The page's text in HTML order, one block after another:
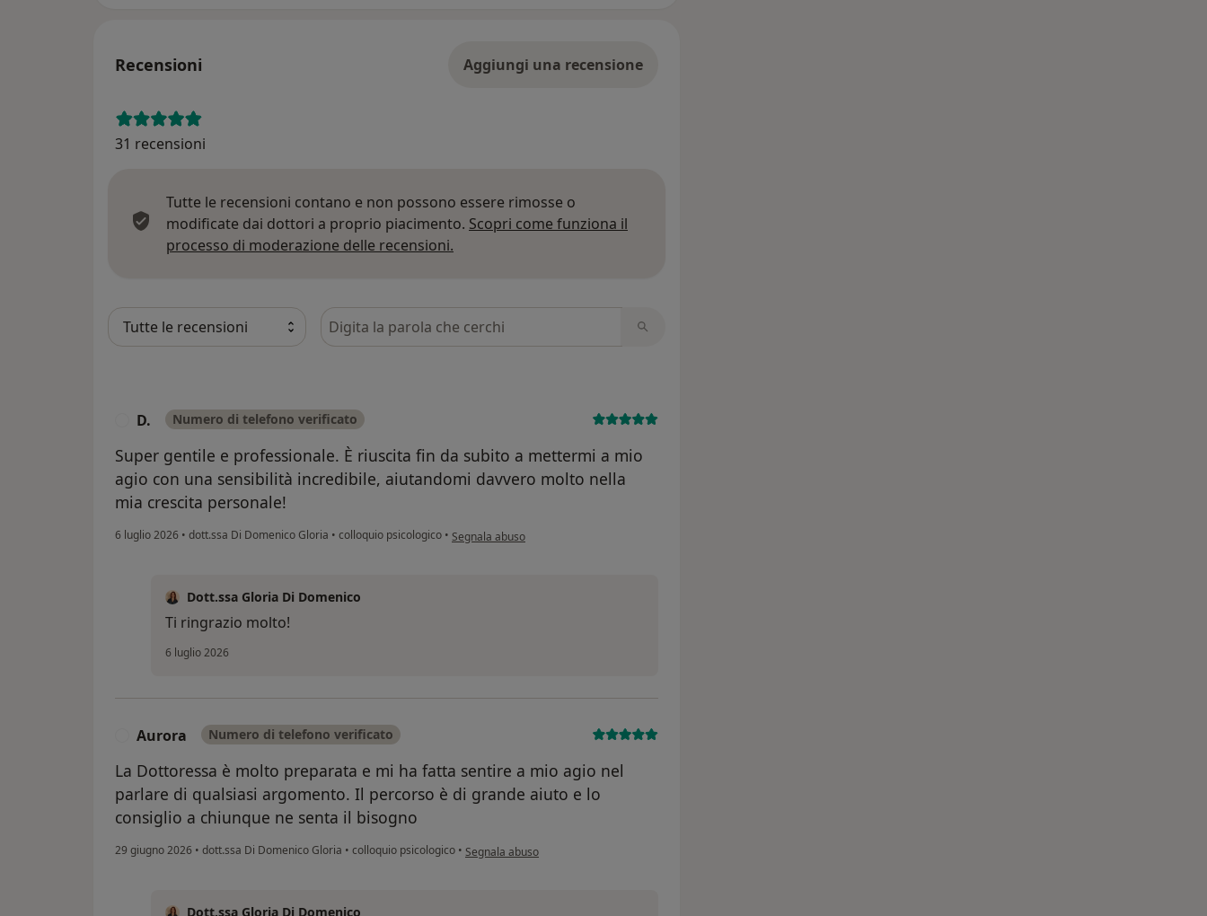
Recensioni Aggiungi una recensione
31 recensioni
Tutte le recensioni contano e non possono essere rimosse o
modificate dai dottori a proprio piacimento. Scopri come funziona il
processo di moderazione delle recensioni.
Cerca nelle recensioni
D. Numero di telefono verificato
Super gentile e professionale. È riuscita fin da subito a mettermi a mio
agio con una sensibilità incredibile, aiutandomi davvero molto nella
mia crescita personale!
6 luglio 2026 • dott.ssa Di Domenico Gloria • colloquio psicologico • secondo l'opinione dell'utente D.
Segnala abuso
Dott.ssa Gloria Di Domenico
Ti ringrazio molto!
6 luglio 2026
Aurora Numero di telefono verificato
La Dottoressa è molto preparata e mi ha fatta sentire a mio agio nel
parlare di qualsiasi argomento. Il percorso è di grande aiuto e lo
consiglio a chiunque ne senta il bisogno
29 giugno 2026 • dott.ssa Di Domenico Gloria • colloquio psicologico • secondo l'opinione dell'utente Aurora
Segnala abuso
Dott.ssa Gloria Di Domenico